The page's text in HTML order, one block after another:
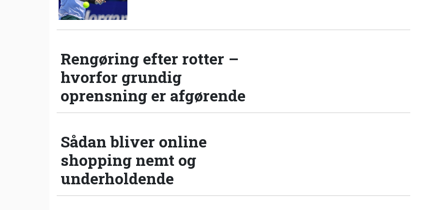
Rengøring efter rotter –
hvorfor grundig
oprensning er afgørende
Sådan bliver online
shopping nemt og
underholdende